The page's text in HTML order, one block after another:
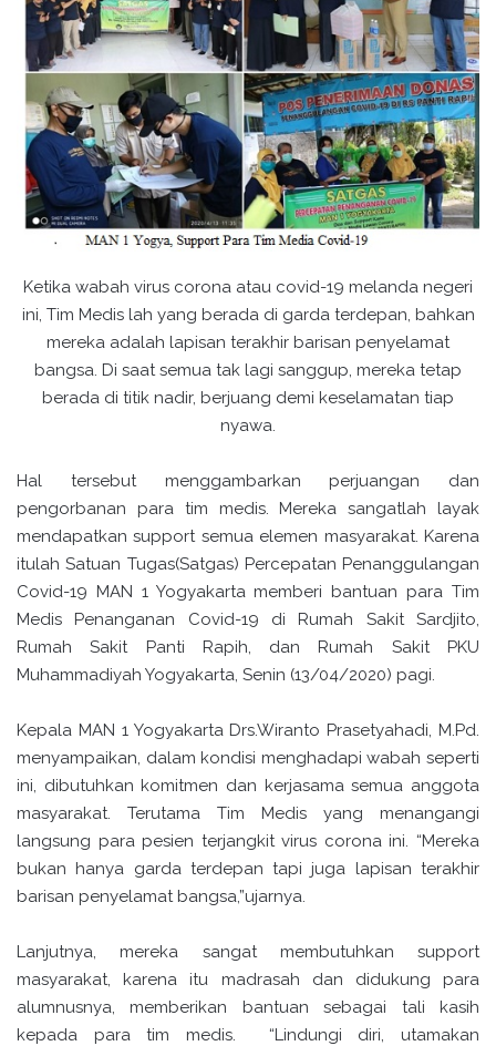
Ketika wabah virus corona atau covid-19 melanda negeri
ini, Tim Medis lah yang berada di garda terdepan, bahkan
mereka adalah lapisan terakhir barisan penyelamat
bangsa. Di saat semua tak lagi sanggup, mereka tetap
berada di titik nadir, berjuang demi keselamatan tiap
nyawa.
Hal tersebut menggambarkan perjuangan dan
pengorbanan para tim medis. Mereka sangatlah layak
mendapatkan support semua elemen masyarakat. Karena
itulah Satuan Tugas(Satgas) Percepatan Penanggulangan
Covid-19 MAN 1 Yogyakarta memberi bantuan para Tim
Medis Penanganan Covid-19 di Rumah Sakit Sardjito,
Rumah Sakit Panti Rapih, dan Rumah Sakit PKU
Muhammadiyah Yogyakarta, Senin (13/04/2020) pagi.
Kepala MAN 1 Yogyakarta Drs.Wiranto Prasetyahadi, M.Pd.
menyampaikan, dalam kondisi menghadapi wabah seperti
ini, dibutuhkan komitmen dan kerjasama semua anggota
masyarakat. Terutama Tim Medis yang menangangi
langsung para pesien terjangkit virus corona ini. “Mereka
bukan hanya garda terdepan tapi juga lapisan terakhir
barisan penyelamat bangsa,”ujarnya.
Lanjutnya, mereka sangat membutuhkan support
masyarakat, karena itu madrasah dan didukung para
alumnusnya, memberikan bantuan sebagai tali kasih
kepada para tim medis. “Lindungi diri, utamakan